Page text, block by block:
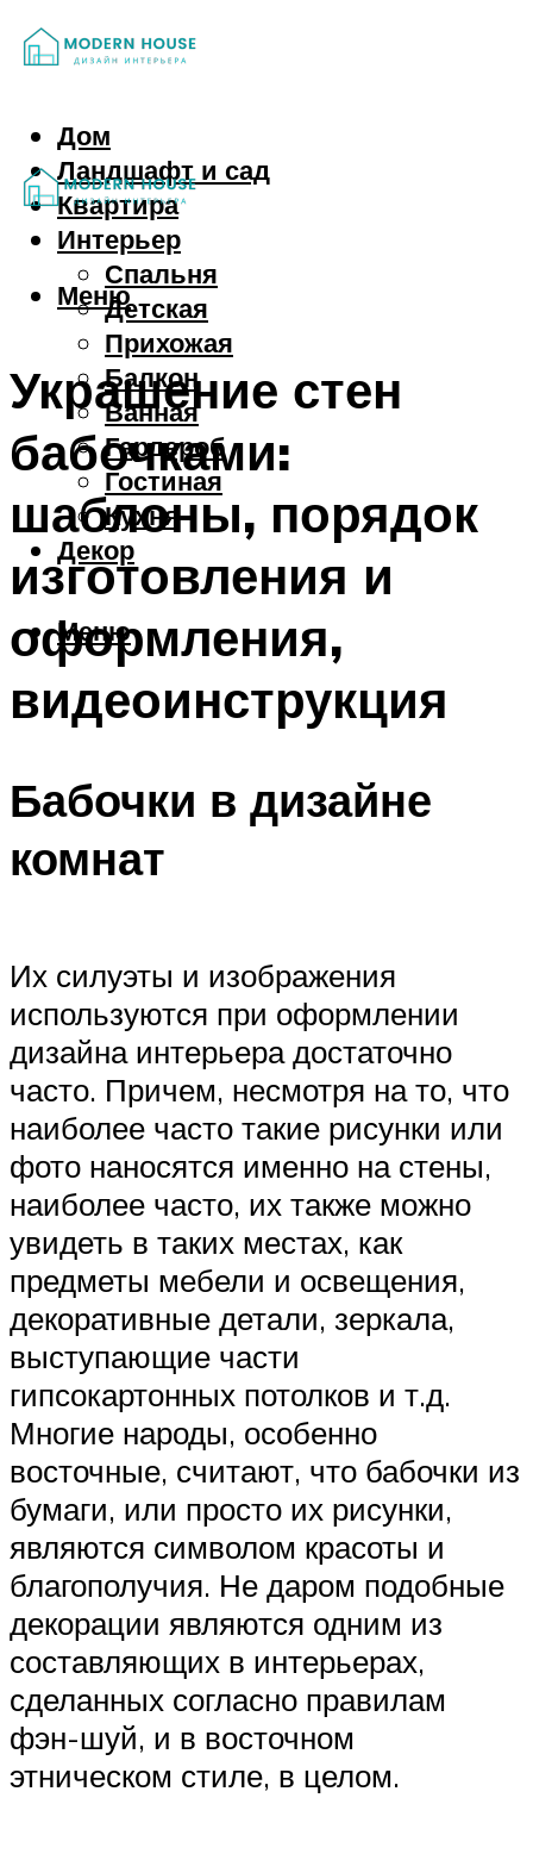
Дом
Ландшафт и сад
Квартира
Интерьер
Спальня
Детская
Прихожая
Балкон
Ванная
Гардероб
Гостиная
Кухня
Декор
Меню
Меню
Украшение стен
бабочками:
шаблоны, порядок
изготовления и
оформления,
видеоинструкция
Бабочки в дизайне
комнат
Их силуэты и изображения
используются при оформлении
дизайна интерьера достаточно
часто. Причем, несмотря на то, что
наиболее часто такие рисунки или
фото наносятся именно на стены,
наиболее часто, их также можно
увидеть в таких местах, как
предметы мебели и освещения,
декоративные детали, зеркала,
выступающие части
гипсокартонных потолков и т.д.
Многие народы, особенно
восточные, считают, что бабочки из
бумаги, или просто их рисунки,
являются символом красоты и
благополучия. Не даром подобные
декорации являются одним из
составляющих в интерьерах,
сделанных согласно правилам
фэн-шуй, и в восточном
этническом стиле, в целом.